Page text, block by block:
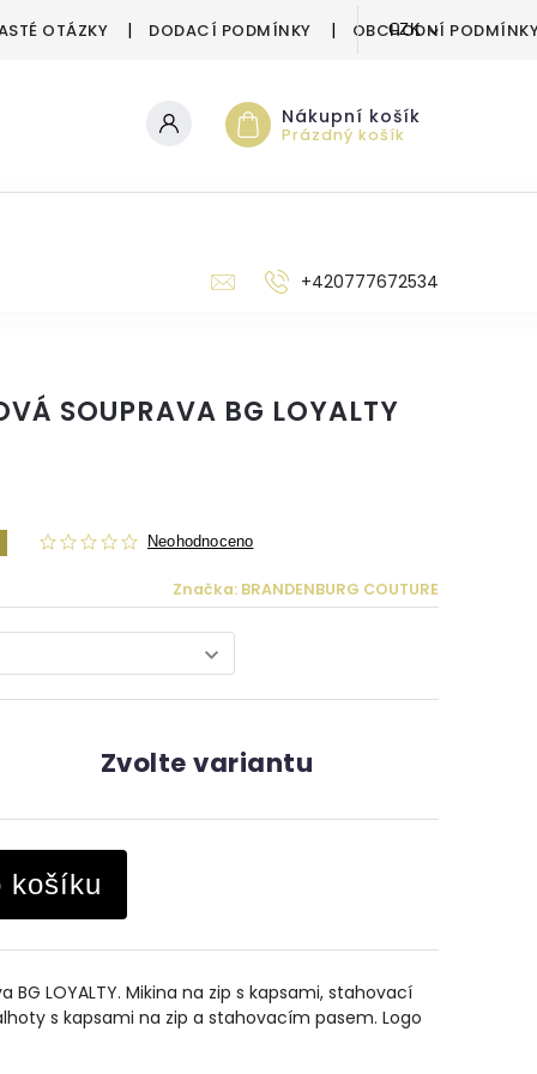
OTÁZKY DODACÍ PODMÍNKY OBCHODNÍ
CZK
Nákupní košík
Prázdný košík
‭+420777672534
SOUPRAVA BG LOYALTY
Neohodnoceno
Značka: BRANDENBURG COUTURE
Zvolte variantu
košíku
LOYALTY. Mikina na zip s kapsami, stahovací
s kapsami na zip a stahovacím pasem. Logo